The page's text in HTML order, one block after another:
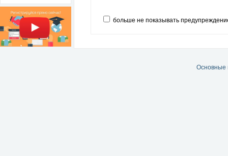
больше не показывать
Основные